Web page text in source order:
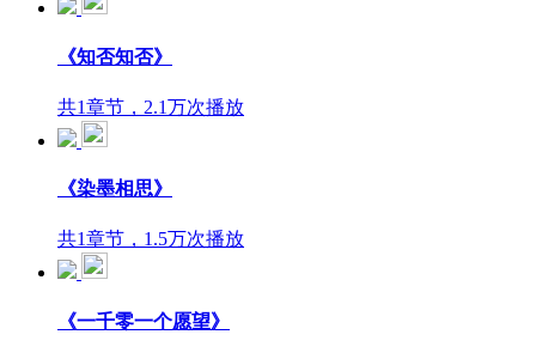
《知否知否》
共1章节，2.1万次播放
《染墨相思》
共1章节，1.5万次播放
《一千零一个愿望》